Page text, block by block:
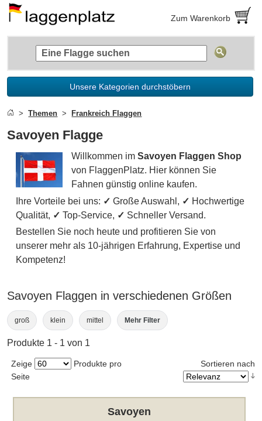
Zum Warenkorb
Unsere Kategorien durchstöbern
Themen Frankreich Flaggen
Savoyen Flagge
Willkommen imSavoyen Flaggen Shop
von FlaggenPlatz. Hier können Sie
Fahnen günstig online kaufen.
Ihre Vorteile bei uns: ✓ Große Auswahl, ✓ Hochwertige
Qualität, ✓ Top-Service, ✓ Schneller Versand.
Bestellen Sie noch heute und profitieren Sie von
unserer mehr als 10-jährigen Erfahrung, Expertise und
Kompetenz!
Savoyen Flaggen in verschiedenen Größen
groß klein mittel Mehr Filter
Produkte 1 - 1 von 1
Zeige
Produkte pro
Seite
Sortieren nach
Savoyen